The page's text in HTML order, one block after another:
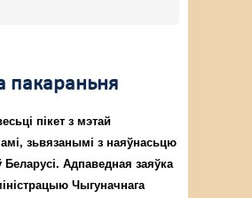
пакараньня
пікет з мэтай
зьвязанымі з наяўнасьцю
Адпаведная заяўка
Чыгуначнага